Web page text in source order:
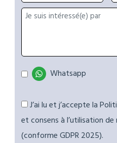
Whatsapp
J’ai lu et j’accepte la
et consens à l’utilisation de
(conforme GDPR 2025).